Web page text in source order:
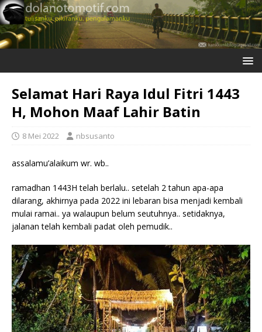
Selamat Hari Raya Idul Fitri 1443
H, Mohon Maaf Lahir Batin
8 Mei 2022 nbsusanto
assalamu’alaikum wr. wb..
ramadhan 1443H telah berlalu.. setelah 2 tahun apa-apa
dilarang, akhirnya pada 2022 ini lebaran bisa menjadi kembali
mulai ramai.. ya walaupun belum seutuhnya.. setidaknya,
jalanan telah kembali padat oleh pemudik..